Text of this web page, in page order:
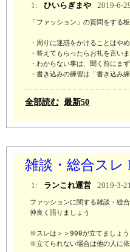
1: ひいらぎまや 2019-6-
「ファッション」の質問をする板
・周りに迷惑をかけることはやめ
・答えてもらったらお礼を言いま
・わからない事は、聞く前にま
・書き込みの練習は「書き込み
全部読む 最新50
雑談・総合スレ
1: ランこれ運営 2019-3-
ファッションに関する雑談・総
仲良く語りましょう
※スレは＞＞900が立てましょう
※立てられない場合は他の人に